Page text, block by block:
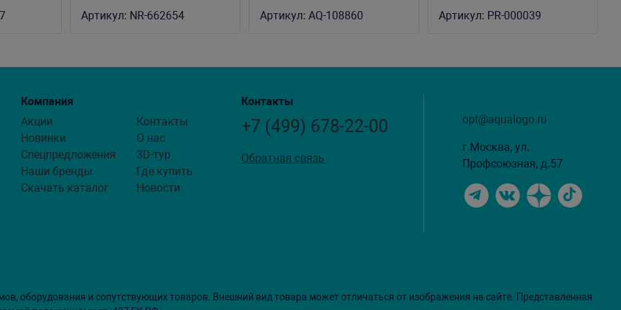
Артикул: NR-662654 Артикул: AQ-108860
Артикул: PR-000039
Компания
Акции
Новинки
Спецпредложения
Наши бренды
Скачать каталог
Контакты
О нас
3D-тур
Где купить
Новости
Контакты
+7 (499) 678-22-00
Обратная связь
opt@aqualogo.ru
г.Москва, ул.
Профсоюзная, д.57
оборудования и сопутствующих товаров. Внешний вид товара может отличаться от изображения на сайте. Представленная